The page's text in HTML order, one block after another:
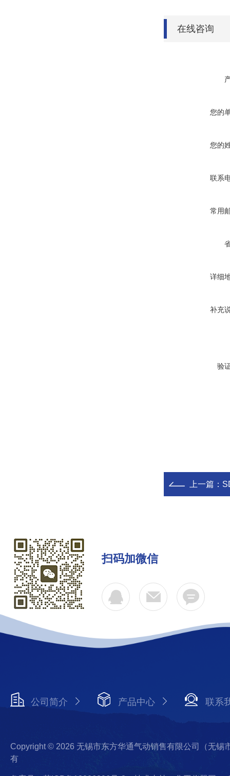
在线咨询
您的
您的
联系
常用
详细
补充
验
上一篇：
扫码加微信
公司简介 产品中心 联系
Copyright © 2026 无锡市东方华通气动销售有限公司（无锡
有